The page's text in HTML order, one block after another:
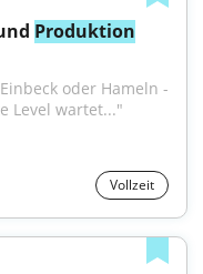
Produktion
oder Hameln -
Level wartet..."
Vollzeit